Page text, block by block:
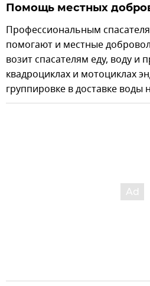
Помощь местных
Профессиональным
помогают и местные
возит спасателям еду, воду и
квадроциклах и мотоциклах
группировке в доставке воды